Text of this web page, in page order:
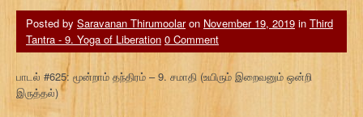
Posted by Saravanan Thirumoolaron November 19, 2019 in Third
Tantra - 9. Yoga of Liberation 0 Comment
பாடல் #625: மூன்றாம் தந்திரம் – 9. சமாதி (உயிரும் இறைவனும் ஒன்றி
இருத்தல்)